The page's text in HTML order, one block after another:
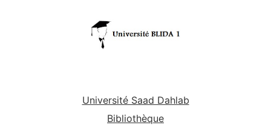
Université Saad Dahlab
Bibliothèque